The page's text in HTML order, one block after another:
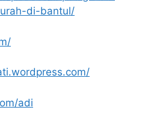
di-bantul/
adi